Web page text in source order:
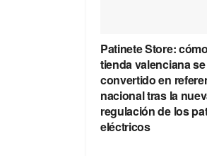
Patinete Store:
tienda valenciana
convertido en
nacional tras la
regulación de los
eléctricos